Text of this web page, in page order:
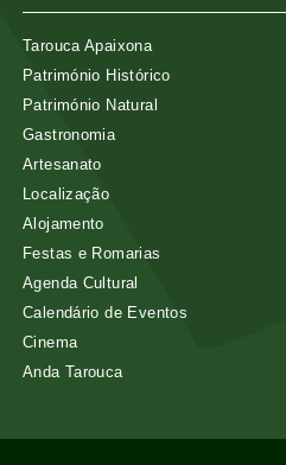
Tarouca Apaixona
Património Histórico
Património Natural
Gastronomia
Artesanato
Localização
Alojamento
Festas e Romarias
Agenda Cultural
Calendário de Eventos
Cinema
Anda Tarouca